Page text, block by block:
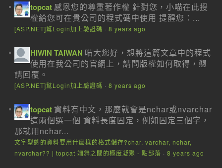
topcat 感恩您的尊重著作權 針對您，小喵在此授
權給您可在貴公司的程式碼中使用 提醒您：...
[ASP.NET]幫Login加上驗證碼 · 8 years ago
HIWIN TAIWAN 喵大您好，想將這篇文章中的程式
使用在我公司的官網上，請問版權如何取得，懇
請回覆。
[ASP.NET]幫Login加上驗證碼 · 8 years ago
topcat資料有中文，那麼就會是nchar或nvarchar
這兩個選一個 資料長度固定，例如固定三個字，
那就用nchar...
文字型態的資料要用什麼樣的格式儲存?char, varchar, nchar,
nvarchar?? | topcat 姍舞之間的極度凝聚 - 點部落 · 8 years ago